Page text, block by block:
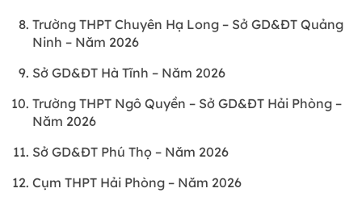
Trường THPT Chuyên Hạ Long – Sở GD&ĐT Quảng
Ninh – Năm 2026
Sở GD&ĐT Hà Tĩnh – Năm 2026
Trường THPT Ngô Quyền – Sở GD&ĐT Hải Phòng –
Năm 2026
Sở GD&ĐT Phú Thọ – Năm 2026
Cụm THPT Hải Phòng – Năm 2026